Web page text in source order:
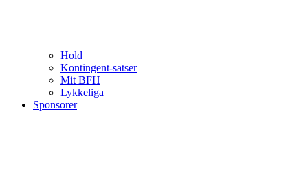
Hold
Kontingent-satser
Mit BFH
Lykkeliga
Sponsorer